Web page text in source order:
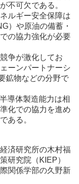
不可欠である。
ルギー安全保障は
）や原油の備蓄・
の協力強化が必要
争が激化してお
ーンパートナーシ
鉱物などの分野で
導体製造能力は相
化での協力を進め
ある。
済研究所の木村福
研究院（KIEP）
関係学部の久野新